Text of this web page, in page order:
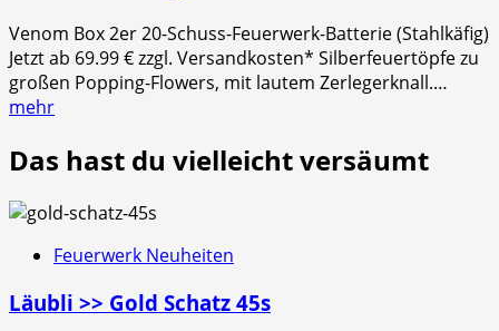
Venom Box 2er 20-Schuss-Feuerwerk-Batterie (Stahlkäfig)
Jetzt ab 69.99 € zzgl. Versandkosten* Silberfeuertöpfe zu
großen Popping-Flowers, mit lautem Zerlegerknall.…
mehr
Das hast du vielleicht versäumt
Feuerwerk Neuheiten
Läubli >> Gold Schatz 45s